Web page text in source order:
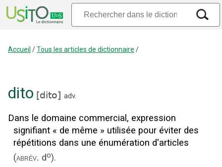
Accueil /Tous les articles de dictionnaire /
dito [dito] adv.
Dans le domaine commercial, expression
signifiant « de même » utilisée pour éviter des
répétitions dans une énumération d'articles
(abrév. do).